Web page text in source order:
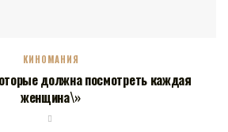
КИНОМАНИЯ
должна посмотреть каждая
женщина\»